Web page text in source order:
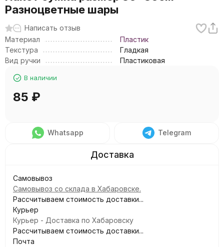
Разноцветные шары
Написать отзыв
Материал
Пластик
Текстура
Гладкая
Вид ручки
Пластиковая
В наличии
85 ₽
Whatsapp Telegram
Самовывоз
Самовывоз со склада в Хабаровске.
Рассчитываем стоимость доставки...
Курьер
Курьер - Доставка по Хабаровску
Рассчитываем стоимость доставки...
Почта